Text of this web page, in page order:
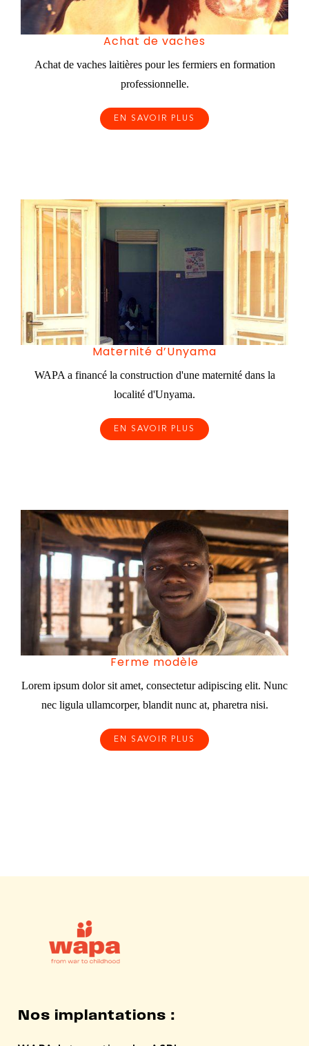
Achat de vaches
Achat de vaches laitières pour les fermiers en formation
professionnelle.
EN SAVOIR PLUS
Maternité d’Unyama
WAPA a financé la construction d'une maternité dans la
localité d'Unyama.
EN SAVOIR PLUS
Ferme modèle
Lorem ipsum dolor sit amet, consectetur adipiscing elit. Nunc
nec ligula ullamcorper, blandit nunc at, pharetra nisi.
EN SAVOIR PLUS
Nos implantations :